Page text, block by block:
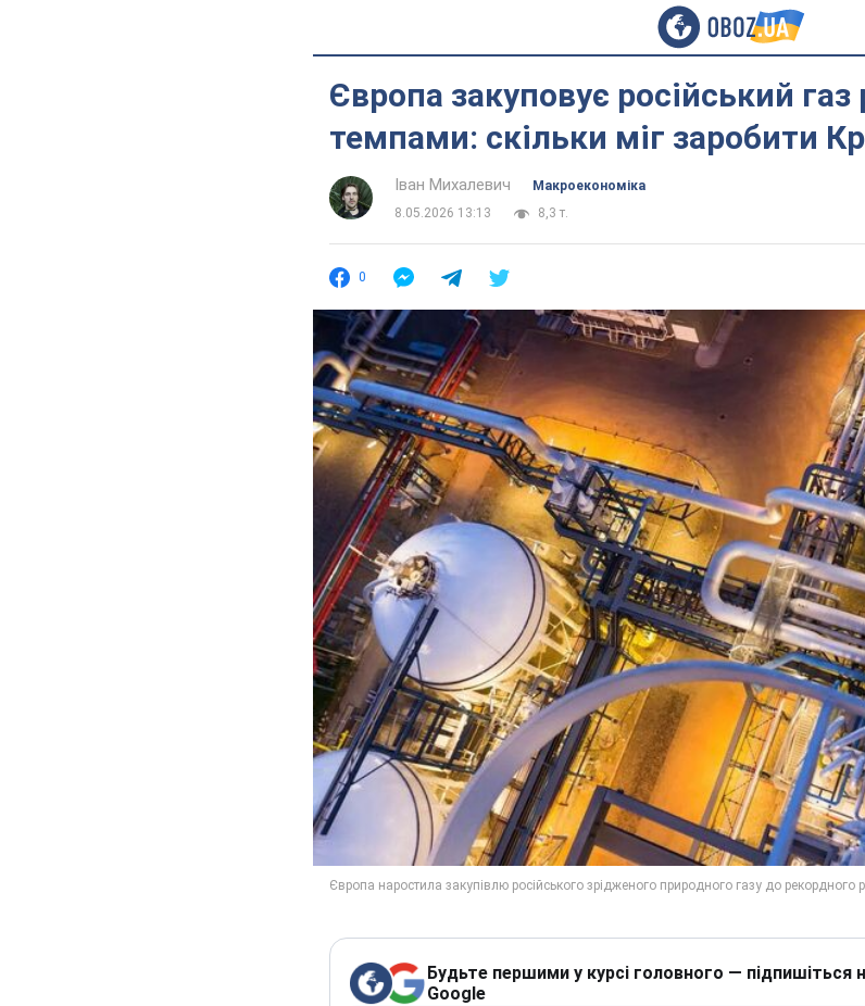
Європа закуповує російський
темпами: скільки міг заробити
Іван Михалевич
Mакроекономіка
8.05.2026 13:13
8,3 т.
0
Будьте першими у курсі головного — підпишіться
Google